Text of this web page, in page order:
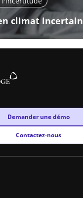
climat incertain
New window
Demander une démo
New window
Contactez-nous